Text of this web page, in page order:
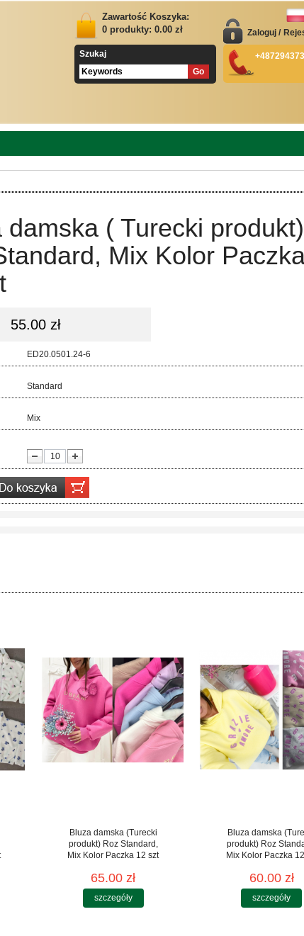
Zawartość Koszyka:
0 produkty: 0.00 zł
Szukaj
Zaloguj /
damska ( Turecki produkt)
Mix Kolor
55.00 zł
ED20.0501.24-6
Standard
Mix
Bluza damska (Turecki
produkt) Roz Standard,
Mix Kolor Paczka 12 szt
65.00 zł
szczegóły
Bluza damska
produkt) Roz
Mix Kolor Paczka
60.00 zł
szczegóły